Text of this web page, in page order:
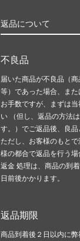
返品について
不良品
届いた商品が不良品（
等）であった場合、また
お手数ですが、まずは
い （但し、返品の方法
す。）でご返品後、良品
ただし、お客様のもと
様の都合で返品を行う場
返金 処理は、商品の到
日前後かかります。
返品期限
商品到着後２日以内に